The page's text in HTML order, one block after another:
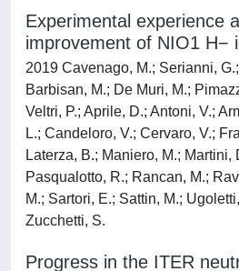
Experimental experience
improvement of NIO1 H−
2019 Cavenago, M.; Serianni,
Barbisan, M.; De Muri, M.;
Veltri, P.; Aprile, D.; Antoni, V.;
L.; Candeloro, V.; Cervaro, V.;
Laterza, B.; Maniero, M.; Martini,
Pasqualotto, R.; Rancan, M.;
M.; Sartori, E.; Sattin, M.;
Zucchetti, S.
Progress in the ITER